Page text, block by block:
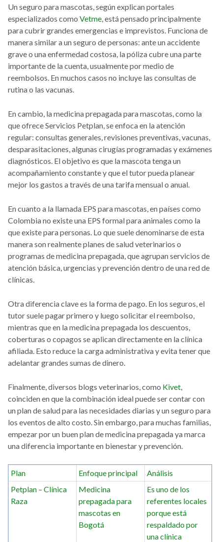
Un seguro para mascotas, según explican portales
especializados como Vetme, está pensado principalmente
para cubrir grandes emergencias e imprevistos. Funciona de
manera similar a un seguro de personas: ante un accidente
grave o una enfermedad costosa, la póliza cubre una parte
importante de la cuenta, usualmente por medio de
reembolsos. En muchos casos no incluye las consultas de
rutina o las vacunas.
En cambio, la medicina prepagada para mascotas, como la
que ofrece Servicios Petplan, se enfoca en la atención
regular: consultas generales, revisiones preventivas, vacunas,
desparasitaciones, algunas cirugías programadas y exámenes
diagnósticos. El objetivo es que la mascota tenga un
acompañamiento constante y que el tutor pueda planear
mejor los gastos a través de una tarifa mensual o anual.
En cuanto a la llamada EPS para mascotas, en países como
Colombia no existe una EPS formal para animales como la
que existe para personas. Lo que suele denominarse de esta
manera son realmente planes de salud veterinarios o
programas de medicina prepagada, que agrupan servicios de
atención básica, urgencias y prevención dentro de una red de
clínicas.
Otra diferencia clave es la forma de pago. En los seguros, el
tutor suele pagar primero y luego solicitar el reembolso,
mientras que en la medicina prepagada los descuentos,
coberturas o copagos se aplican directamente en la clínica
afiliada. Esto reduce la carga administrativa y evita tener que
adelantar grandes sumas de dinero.
Finalmente, diversos blogs veterinarios, como Kivet,
coinciden en que la combinación ideal puede ser contar con
un plan de salud para las necesidades diarias y un seguro para
los eventos de alto costo. Sin embargo, para muchas familias,
empezar por un buen plan de medicina prepagada ya marca
una diferencia importante en bienestar y prevención.
Plan Enfoque principal
Análisis
Petplan – Clínica
Raza
Medicina
prepagada para
mascotas en
Bogotá
Es uno de los
referentes locales
porque está
respaldado por
una clínica